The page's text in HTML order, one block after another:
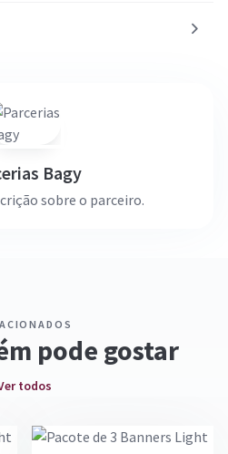
Bagy
sobre o parceiro.
pode gostar
todos